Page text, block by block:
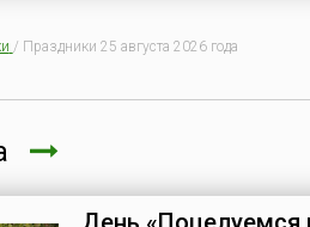
/ Праздники 25 августа 2026 года